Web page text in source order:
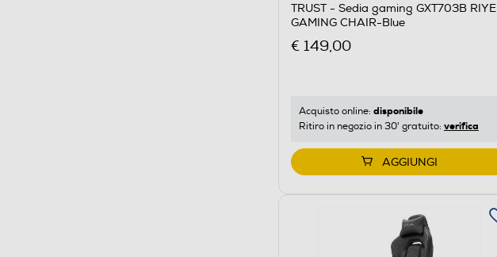
TRUST - Sedia gaming GXT703B RIYE
GAMING CHAIR-Blue
€ 149,00
Acquisto online: disponibile
Ritiro in negozio in 30' gratuito: verifica
AGGIUNGI